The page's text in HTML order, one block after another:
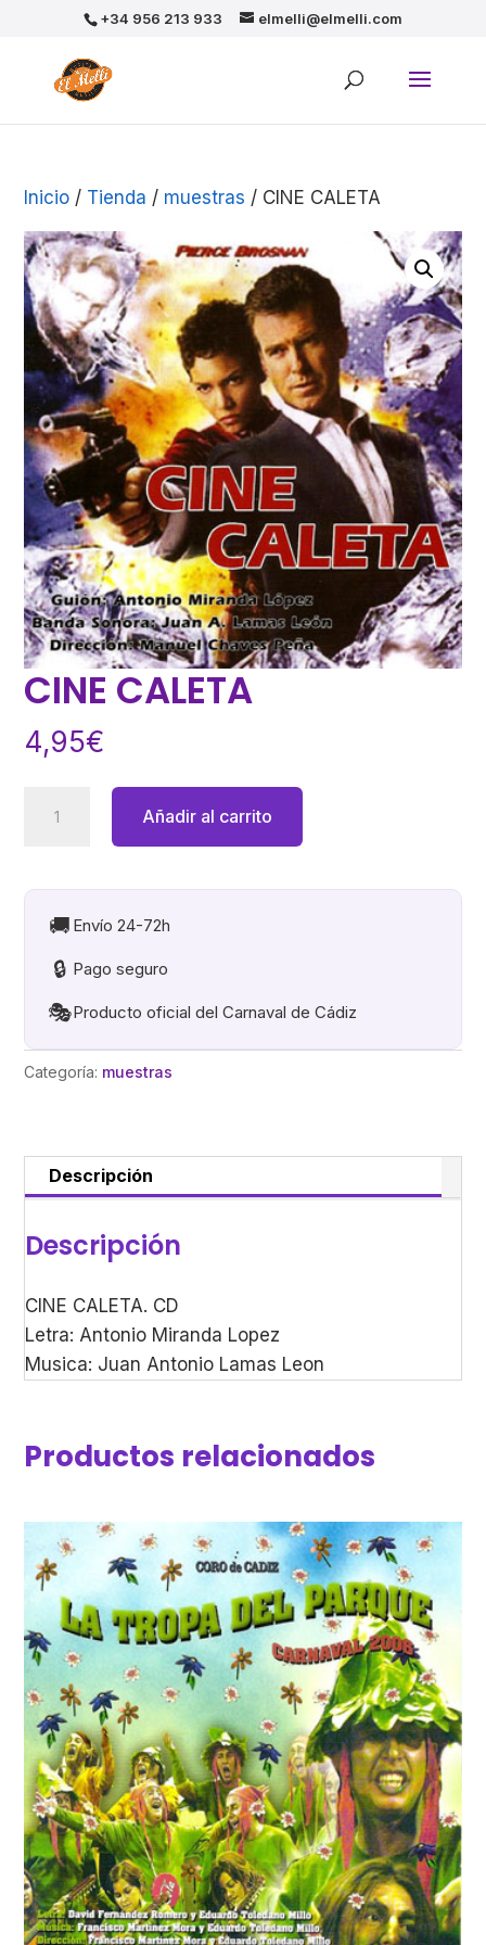
+34 956 213 933 elmelli@elmelli.com
Inicio / Tienda / muestras / CINE CALETA
CINE CALETA
4,95€
CALETA
Añadir al carrito
🚚 Envío 24-72h
🔒 Pago seguro
🎭Producto oficial del Carnaval de Cádiz
Categoría: muestras
Descripción
Descripción
CINE CALETA. CD
Letra: Antonio Miranda Lopez
Musica: Juan Antonio Lamas Leon
Productos relacionados